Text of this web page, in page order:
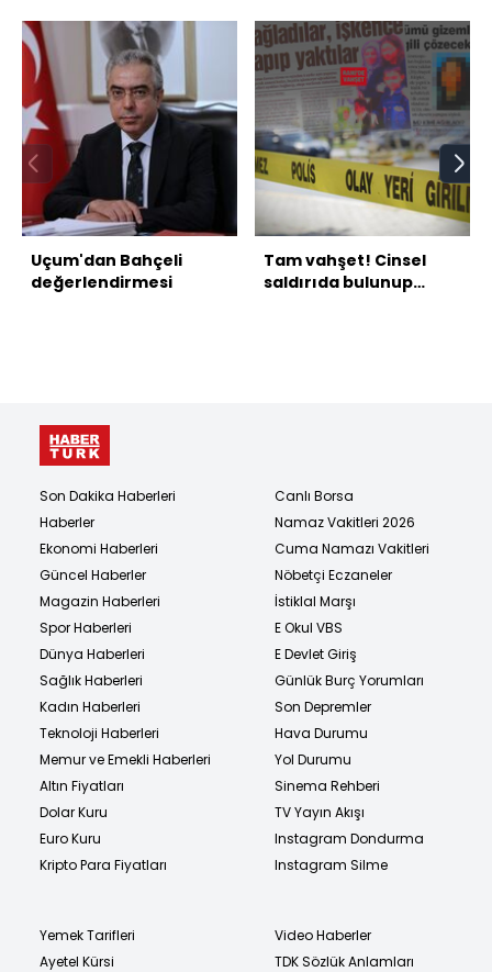
Uçum'dan Bahçeli
değerlendirmesi
Tam vahşet! Cinsel
saldırıda bulunup
Son Dakika Haberleri
Haberler
Ekonomi Haberleri
Güncel Haberler
Magazin Haberleri
Spor Haberleri
Dünya Haberleri
Sağlık Haberleri
Kadın Haberleri
Teknoloji Haberleri
Memur ve Emekli Haberleri
Altın Fiyatları
Dolar Kuru
Euro Kuru
Kripto Para Fiyatları
Canlı Borsa
Namaz Vakitleri 2026
Cuma Namazı Vakitleri
Nöbetçi Eczaneler
İstiklal Marşı
E Okul VBS
E Devlet Giriş
Günlük Burç Yorumları
Son Depremler
Hava Durumu
Yol Durumu
Sinema Rehberi
TV Yayın Akışı
Instagram Dondurma
Instagram Silme
Yemek Tarifleri
Ayetel Kürsi
Video Haberler
TDK Sözlük Anlamları